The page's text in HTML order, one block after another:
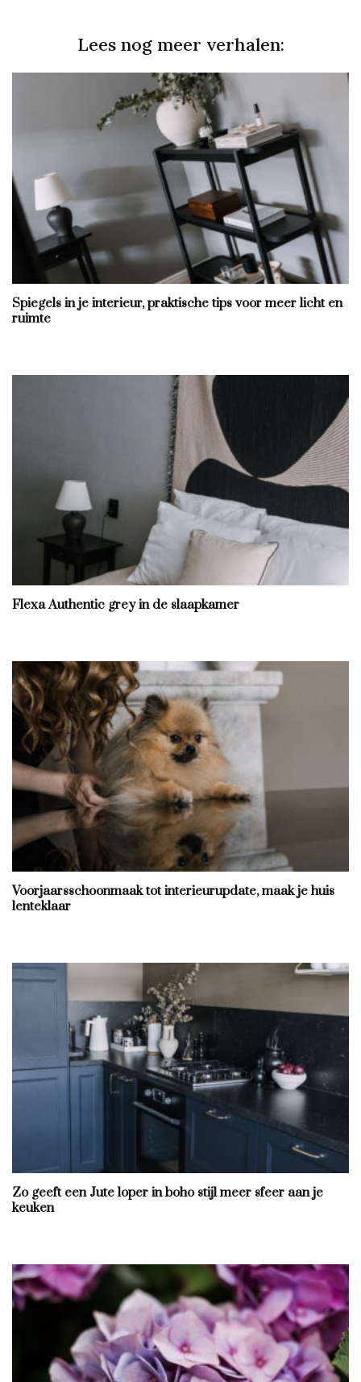
Lees nog meer verhalen:
Spiegels in je interieur, praktische tips voor meer licht en
ruimte
Flexa Authentic grey in de slaapkamer
Voorjaarsschoonmaak tot interieurupdate, maak je huis
lenteklaar
Zo geeft een Jute loper in boho stijl meer sfeer aan je
keuken